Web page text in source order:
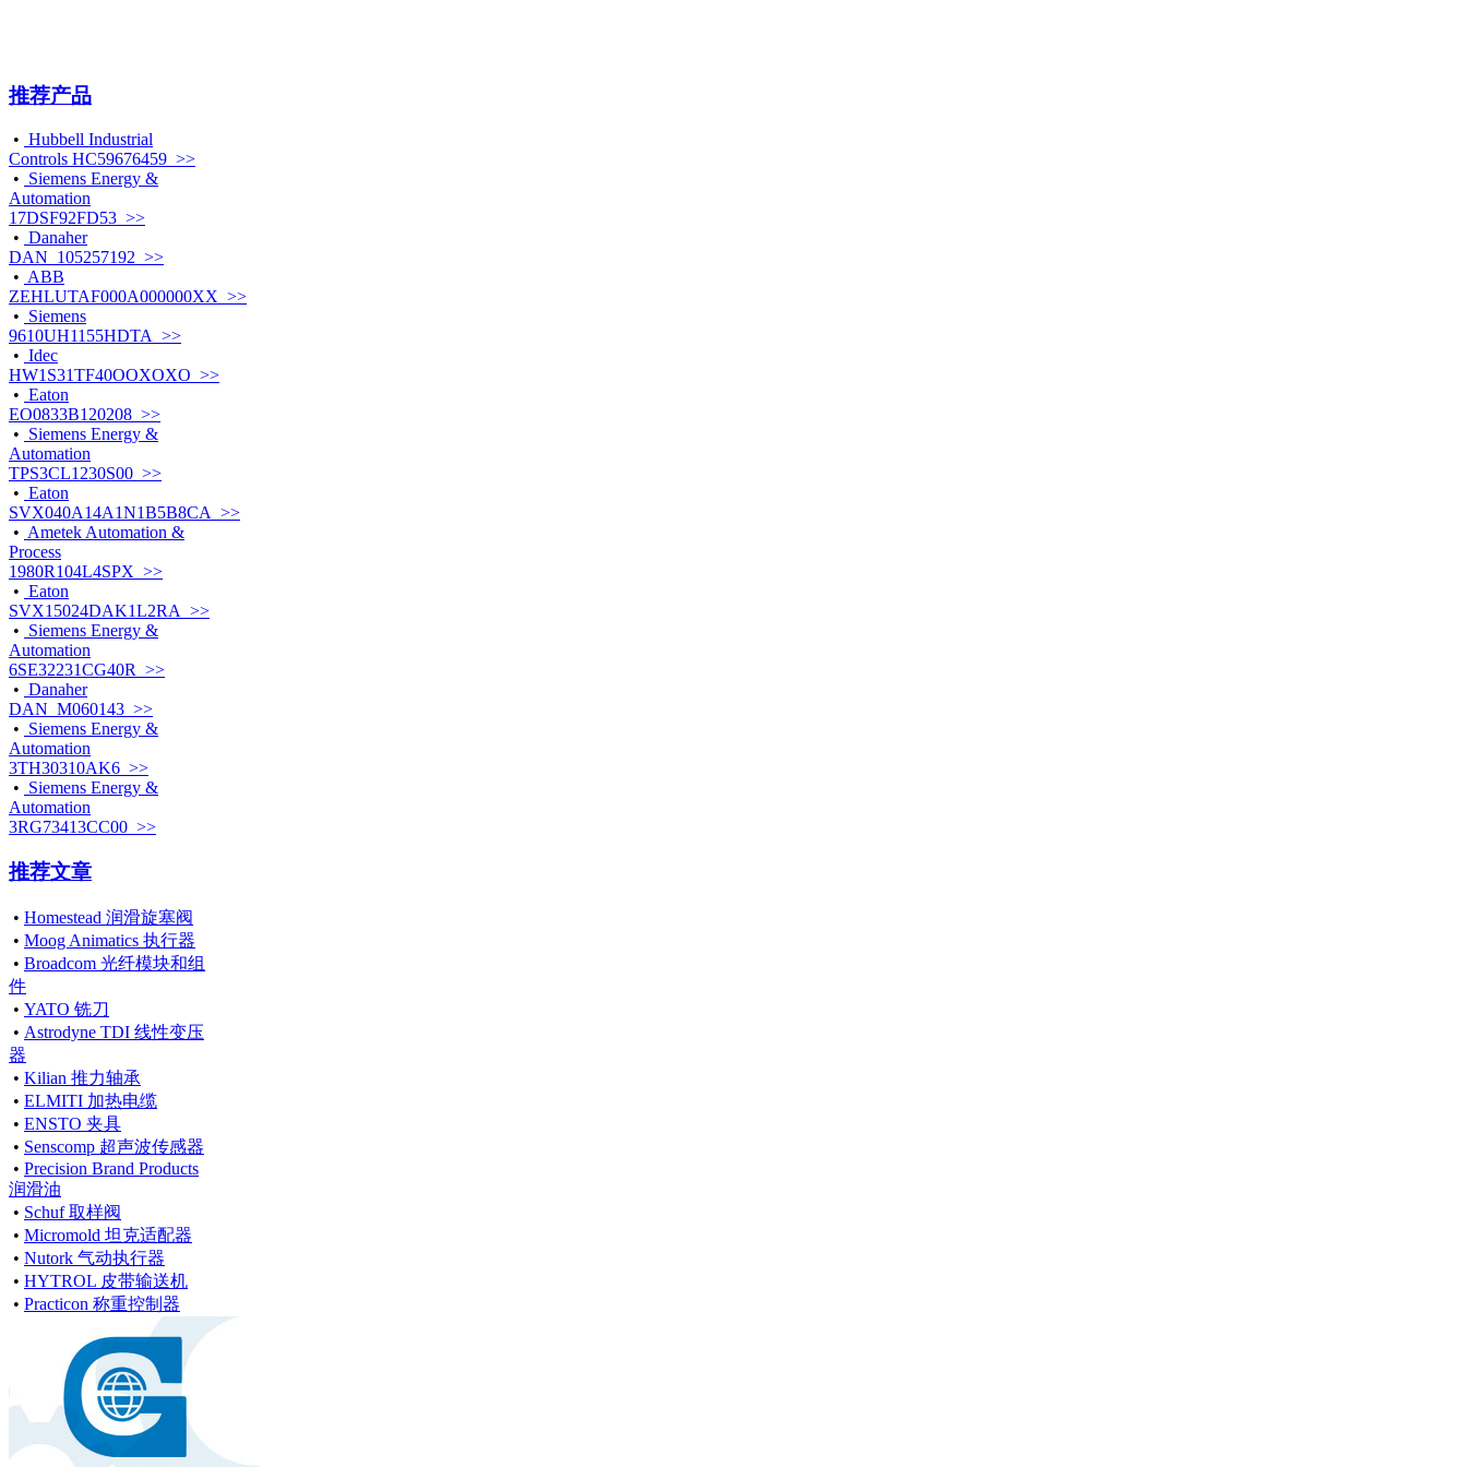
推荐产品
• Hubbell Industrial
Controls HC59676459 >>
• Siemens Energy &
Automation
17DSF92FD53 >>
• Danaher
DAN_105257192 >>
• ABB
ZEHLUTAF000A000000XX >>
• Siemens
9610UH1155HDTA >>
• Idec
HW1S31TF40OOXOXO >>
• Eaton
EO0833B120208 >>
• Siemens Energy &
Automation
TPS3CL1230S00 >>
• Eaton
SVX040A14A1N1B5B8CA >>
• Ametek Automation &
Process
1980R104L4SPX >>
• Eaton
SVX15024DAK1L2RA >>
• Siemens Energy &
Automation
6SE32231CG40R >>
• Danaher
DAN_M060143 >>
• Siemens Energy &
Automation
3TH30310AK6 >>
• Siemens Energy &
Automation
3RG73413CC00 >>
推荐文章
• Homestead 润滑旋塞阀
• Moog Animatics 执行器
• Broadcom 光纤模块和组
件
• YATO 铣刀
• Astrodyne TDI 线性变压
器
• Kilian 推力轴承
• ELMITI 加热电缆
• ENSTO 夹具
• Senscomp 超声波传感器
• Precision Brand Products
润滑油
• Schuf 取样阀
• Micromold 坦克适配器
• Nutork 气动执行器
• HYTROL 皮带输送机
• Practicon 称重控制器